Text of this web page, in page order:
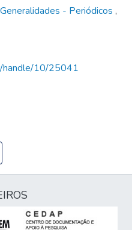
Generalidades - Periódicos ,
handle/10/25041